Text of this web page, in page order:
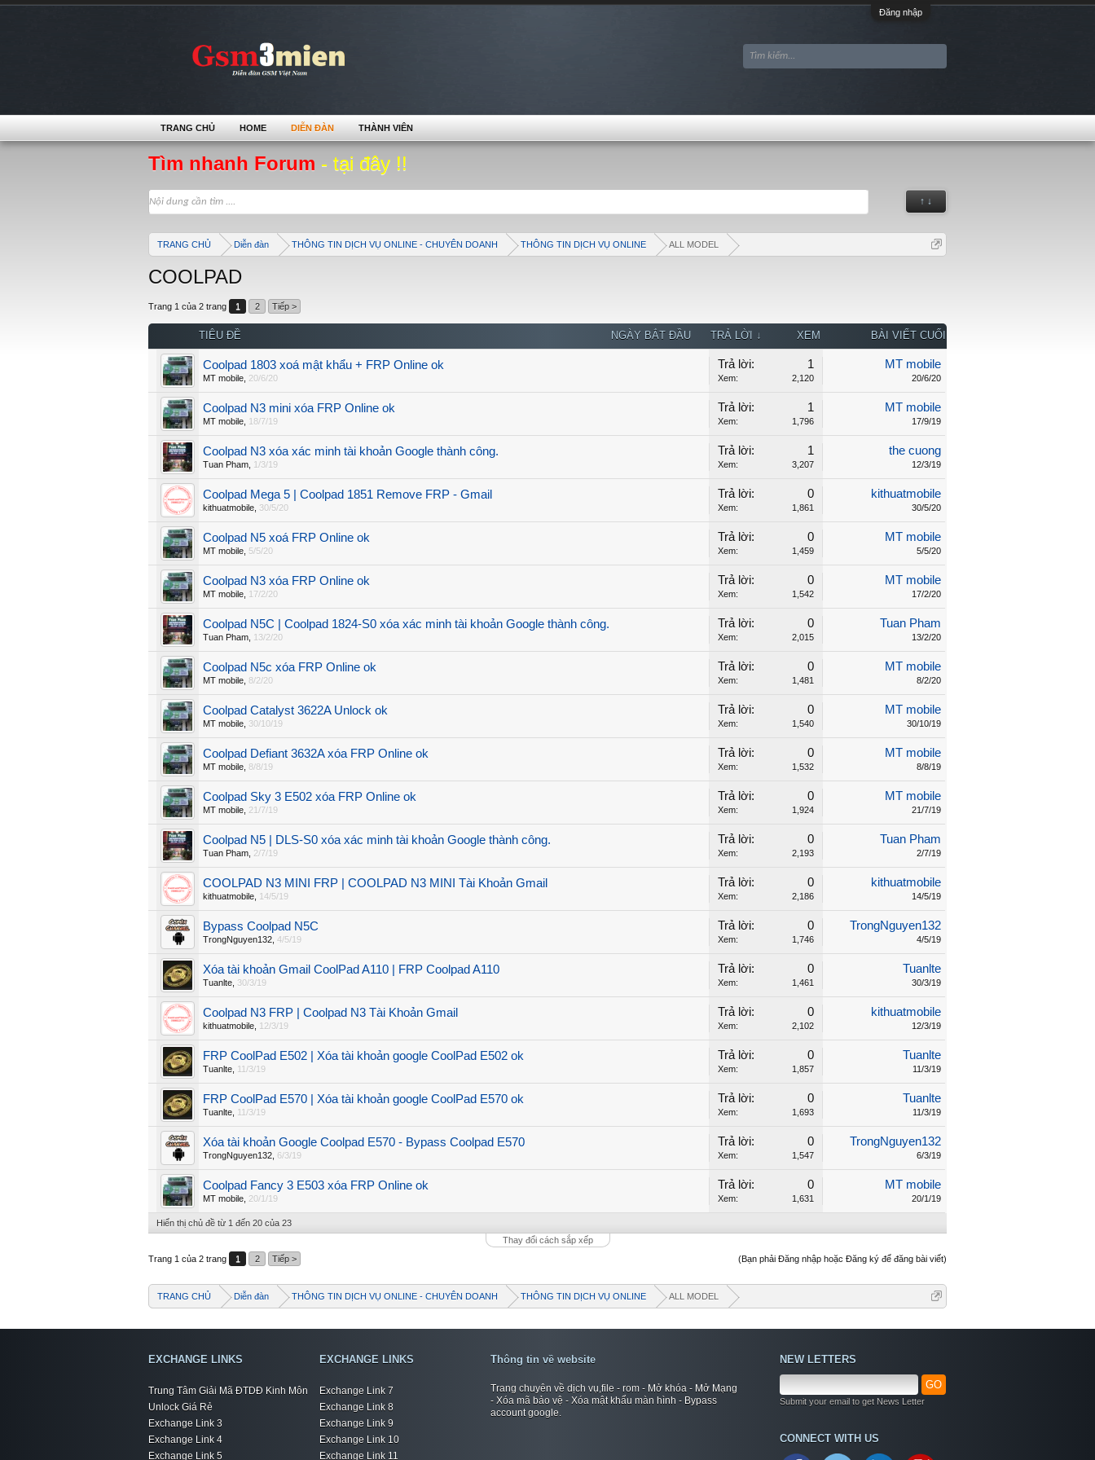
Đăng nhập
Tìm nhanh Forum - tại đây !!
↑ ↓
TRANG CHỦ Diễn đàn THÔNG TIN DỊCH VỤ ONLINE - CHUYÊN DOANH THÔNG TIN DỊCH VỤ ONLINE ALL MODEL
COOLPAD
Trang 1 của 2 trang 1 2 Tiếp >
TIÊU ĐỀ NGÀY BẮT ĐẦU TRẢ LỜI ↓ XEM BÀI VIẾT CUỐI
Coolpad 1803 xoá mật khẩu + FRP Online ok
MT mobile 20/6/20
Trả lời: 1
Xem: 2,120
MT mobile
20/6/20
Coolpad N3 mini xóa FRP Online ok
MT mobile 18/7/19
Trả lời: 1
Xem: 1,796
MT mobile
17/9/19
Coolpad N3 xóa xác minh tài khoản Google thành công.
Tuan Pham 1/3/19
Trả lời: 1
Xem: 3,207
the cuong
12/3/19
Coolpad Mega 5 | Coolpad 1851 Remove FRP - Gmail
kithuatmobile 30/5/20
Trả lời: 0
Xem: 1,861
kithuatmobile
30/5/20
Coolpad N5 xoá FRP Online ok
MT mobile 5/5/20
Trả lời: 0
Xem: 1,459
MT mobile
5/5/20
Coolpad N3 xóa FRP Online ok
MT mobile 17/2/20
Trả lời: 0
Xem: 1,542
MT mobile
17/2/20
Coolpad N5C | Coolpad 1824-S0 xóa xác minh tài khoản Google thành công.
Tuan Pham 13/2/20
Trả lời: 0
Xem: 2,015
Tuan Pham
13/2/20
Coolpad N5c xóa FRP Online ok
MT mobile 8/2/20
Trả lời: 0
Xem: 1,481
MT mobile
8/2/20
Coolpad Catalyst 3622A Unlock ok
MT mobile 30/10/19
Trả lời: 0
Xem: 1,540
MT mobile
30/10/19
Coolpad Defiant 3632A xóa FRP Online ok
MT mobile 8/8/19
Trả lời: 0
Xem: 1,532
MT mobile
8/8/19
Coolpad Sky 3 E502 xóa FRP Online ok
MT mobile 21/7/19
Trả lời: 0
Xem: 1,924
MT mobile
21/7/19
Coolpad N5 | DLS-S0 xóa xác minh tài khoản Google thành công.
Tuan Pham 2/7/19
Trả lời: 0
Xem: 2,193
Tuan Pham
2/7/19
COOLPAD N3 MINI FRP | COOLPAD N3 MINI Tài Khoản Gmail
kithuatmobile 14/5/19
Trả lời: 0
Xem: 2,186
kithuatmobile
14/5/19
Bypass Coolpad N5C
TrongNguyen132 4/5/19
Trả lời: 0
Xem: 1,746
TrongNguyen132
4/5/19
Xóa tài khoản Gmail CoolPad A110 | FRP Coolpad A110
Tuanlte 30/3/19
Trả lời: 0
Xem: 1,461
Tuanlte
30/3/19
Coolpad N3 FRP | Coolpad N3 Tài Khoản Gmail
kithuatmobile 12/3/19
Trả lời: 0
Xem: 2,102
kithuatmobile
12/3/19
FRP CoolPad E502 | Xóa tài khoản google CoolPad E502 ok
Tuanlte 11/3/19
Trả lời: 0
Xem: 1,857
Tuanlte
11/3/19
FRP CoolPad E570 | Xóa tài khoản google CoolPad E570 ok
Tuanlte 11/3/19
Trả lời: 0
Xem: 1,693
Tuanlte
11/3/19
Xóa tài khoản Google Coolpad E570 - Bypass Coolpad E570
TrongNguyen132 6/3/19
Trả lời: 0
Xem: 1,547
TrongNguyen132
6/3/19
Coolpad Fancy 3 E503 xóa FRP Online ok
MT mobile 20/1/19
Trả lời: 0
Xem: 1,631
MT mobile
20/1/19
Hiển thị chủ đề từ 1 đến 20 của 23
Thay đổi cách sắp xếp
(Bạn phải Đăng nhập hoặc Đăng ký để đăng bài viết)
Trang 1 của 2 trang 1 2 Tiếp >
TRANG CHỦ Diễn đàn THÔNG TIN DỊCH VỤ ONLINE - CHUYÊN DOANH THÔNG TIN DỊCH VỤ ONLINE ALL MODEL
TRANG CHỦ HOME DIỄN ĐÀN THÀNH VIÊN
EXCHANGE LINKS
Trung Tâm Giải Mã ĐTDĐ Kinh Môn
Unlock Giá Rẻ
Exchange Link 3
Exchange Link 4
Exchange Link 5
EXCHANGE LINKS
Exchange Link 7
Exchange Link 8
Exchange Link 9
Exchange Link 10
Exchange Link 11
Thông tin về website
Trang chuyên về dịch vụ,file - rom - Mở khóa - Mở Mạng
- Xóa mã bảo vệ - Xóa mật khẩu màn hình - Bypass
account google.
NEW LETTERS
GO
Submit your email to get News Letter
CONNECT WITH US